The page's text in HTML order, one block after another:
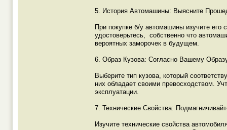
5. История Автомашины: Выясните
При покупке б/у автомашины изучите его
удостоверьтесь, собственно что
вероятных заморочек в будущем.
6. Образ Кузова: Согласно Вашему
Выберите тип кузова, который
них обладает своими превосходством.
эксплуатации.
7. Технические Свойства:
Изучите технические свойства